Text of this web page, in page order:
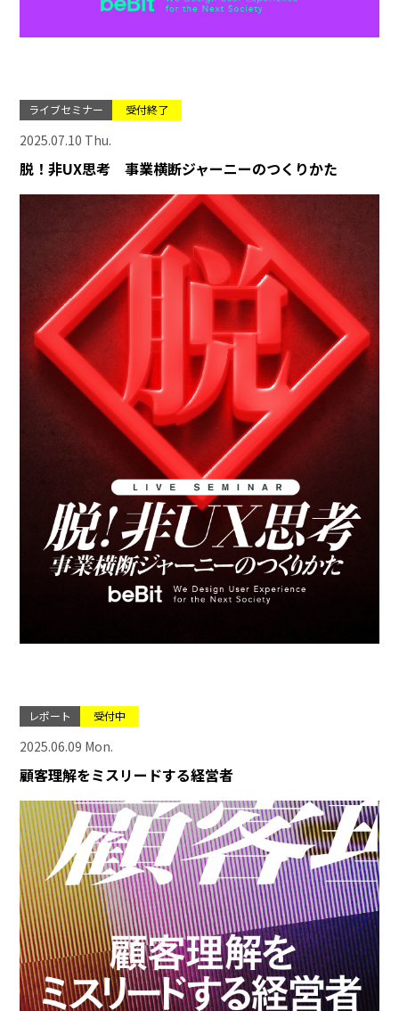
ライブセミナー 受付終了
2025.07.10 Thu.
脱！非UX思考 事業横断ジャーニーのつくりかた
レポート 受付中
2025.06.09 Mon.
顧客理解をミスリードする経営者